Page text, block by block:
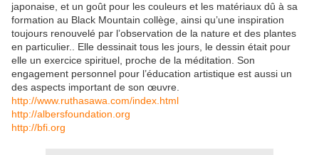
japonaise, et un goût pour les couleurs et les matériaux dû à sa
formation au Black Mountain collège, ainsi qu’une inspiration
toujours renouvelé par l’observation de la nature et des plantes
en particulier.. Elle dessinait tous les jours, le dessin était pour
elle un exercice spirituel, proche de la méditation. Son
engagement personnel pour l’éducation artistique est aussi un
des aspects important de son œuvre.
http://www.ruthasawa.com/index.html
http://albersfoundation.org
http://bfi.org